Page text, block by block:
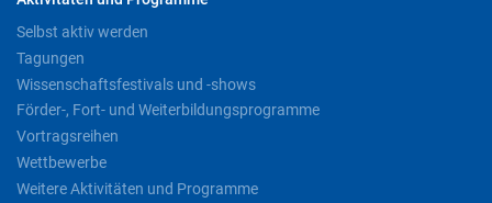
Selbst aktiv werden
Tagungen
Wissenschaftsfestivals und -shows
Förder-, Fort- und Weiterbildungsprogramme
Vortragsreihen
Wettbewerbe
Weitere Aktivitäten und Programme